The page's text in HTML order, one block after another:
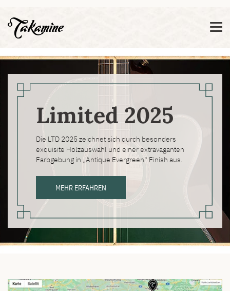
Diese Meldung nicht mehr anzeigen
Limited 2025
Die LTD 2025 zeichnet sich durch besonders
exquisite Holzauswahl und einer extravaganten
Farbgebung in „Antique Evergreen“ Finish aus.
MEHR ERFAHREN